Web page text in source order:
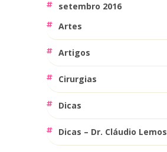
setembro 2016
Artes
Artigos
Cirurgias
Dicas
Dicas – Dr. Cláudio Lemos